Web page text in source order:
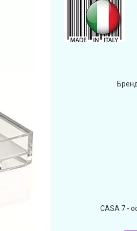
CASA 7 -